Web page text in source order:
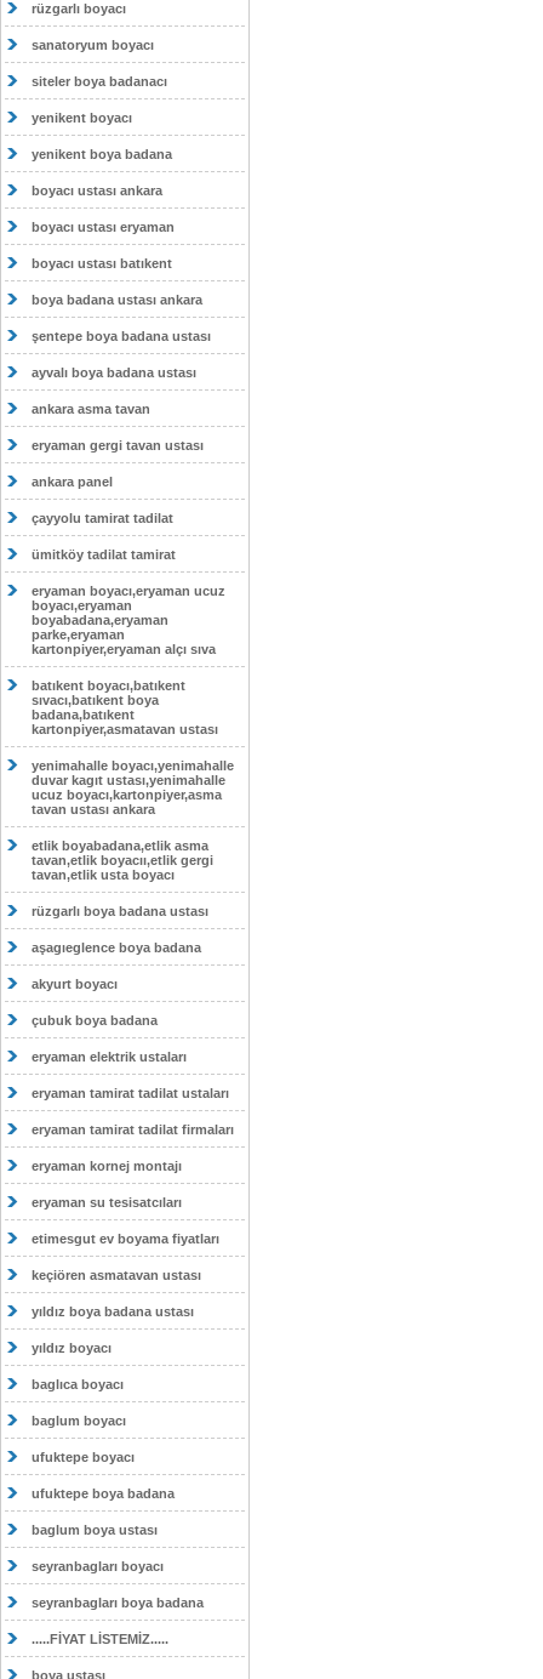
rüzgarlı boyacı
sanatoryum boyacı
siteler boya badanacı
yenikent boyacı
yenikent boya badana
boyacı ustası ankara
boyacı ustası eryaman
boyacı ustası batıkent
boya badana ustası ankara
şentepe boya badana ustası
ayvalı boya badana ustası
ankara asma tavan
eryaman gergi tavan ustası
ankara panel
çayyolu tamirat tadilat
ümitköy tadilat tamirat
eryaman boyacı,eryaman ucuz
boyacı,eryaman
boyabadana,eryaman
parke,eryaman
kartonpiyer,eryaman alçı sıva
batıkent boyacı,batıkent
sıvacı,batıkent boya
badana,batıkent
kartonpiyer,asmatavan ustası
yenimahalle boyacı,yenimahalle
duvar kagıt ustası,yenimahalle
ucuz boyacı,kartonpiyer,asma
tavan ustası ankara
etlik boyabadana,etlik asma
tavan,etlik boyacıı,etlik gergi
tavan,etlik usta boyacı
rüzgarlı boya badana ustası
aşagıeglence boya badana
akyurt boyacı
çubuk boya badana
eryaman elektrik ustaları
eryaman tamirat tadilat ustaları
eryaman tamirat tadilat firmaları
eryaman kornej montajı
eryaman su tesisatcıları
etimesgut ev boyama fiyatları
keçiören asmatavan ustası
yıldız boya badana ustası
yıldız boyacı
baglıca boyacı
baglum boyacı
ufuktepe boyacı
ufuktepe boya badana
baglum boya ustası
seyranbagları boyacı
seyranbagları boya badana
.....FİYAT LİSTEMİZ.....
boya ustası